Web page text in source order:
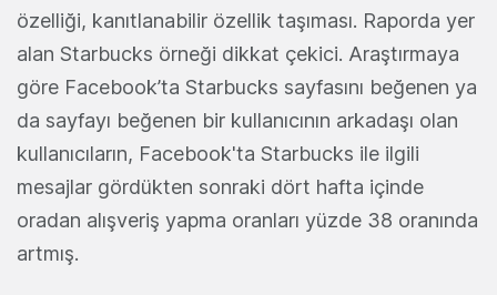
özelliği, kanıtlanabilir özellik taşıması. Raporda yer
alan Starbucks örneği dikkat çekici. Araştırmaya
göre Facebook’ta Starbucks sayfasını beğenen ya
da sayfayı beğenen bir kullanıcının arkadaşı olan
kullanıcıların, Facebook'ta Starbucks ile ilgili
mesajlar gördükten sonraki dört hafta içinde
oradan alışveriş yapma oranları yüzde 38 oranında
artmış.